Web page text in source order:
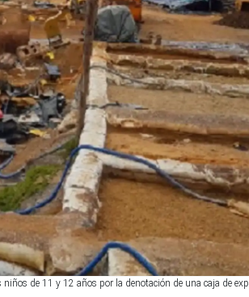
de 11 y 12 años por la denotación de una caja de